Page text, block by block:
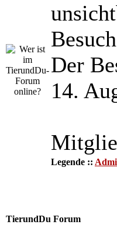
Der
14.
Legende ::
TierundDu Forum